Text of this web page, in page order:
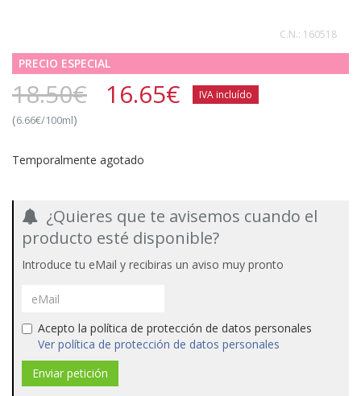
C.N.: 160518
PRECIO ESPECIAL
18.50€ 16.65€ IVA incluído
(6.66€/100ml)
Temporalmente agotado
¿Quieres que te avisemos cuando el
producto esté disponible?
Introduce tu eMail y recibiras un aviso muy pronto
Acepto la política de protección de datos personales
Ver política de protección de datos personales